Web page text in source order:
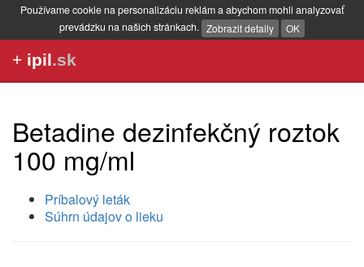
Používame cookie na personalizáciu reklám a abychom mohli analyzovať
prevádzku na našich stránkach. Zobrazit detaily OK
+ ipil.sk
Betadine dezinfekčný roztok
100 mg/ml
Príbalový leták
Súhrn údajov o lieku